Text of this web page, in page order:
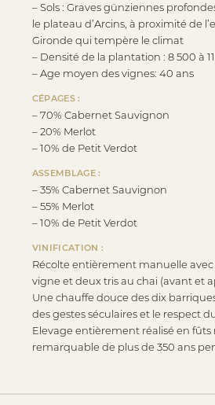
– Sols : Graves günziennes
le plateau d’Arcins, à proximité de
Gironde qui tempère le climat
– Densité de la plantation : 8 500 à
– Age moyen des vignes: 40 ans
CÉPAGES :
– 70% Cabernet Sauvignon
– 20% Merlot
– 10% de Petit Verdot
ASSEMBLAGE :
– 35% Cabernet Sauvignon
– 55% Merlot
– 10% de Petit Verdot
VINIFICATION :
Récolte entièrement manuelle
vigne et deux tris au chai (avant et
Une chauffe douce des dix
des gestes séculaires et le respect
Elevage entièrement réalisé en fûts
remarquable de plus de 350 ans